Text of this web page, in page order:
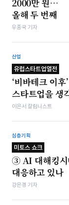
2000만 원…
올해 두 번째
우종국 기자
산업
유럽스타트업열전
‘비바테크 이후
스타트업을 생
이은서 칼럼니스트
심층기획
미토스 쇼크
③ AI 대해킹시
대응하고 있나
강은경 기자